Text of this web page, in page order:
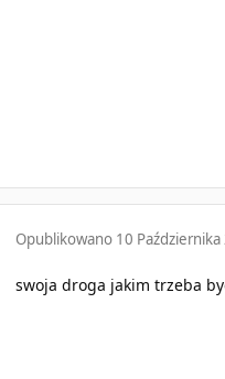
Opublikowano 10 Października
swoja droga jakim trzeba